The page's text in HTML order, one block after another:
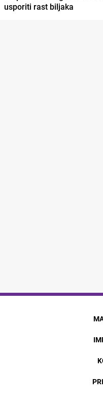
usporiti rast biljaka